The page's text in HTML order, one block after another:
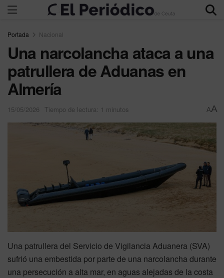
Portada Nacional
Una narcolancha ataca a una
patrullera de Aduanas en
Almería
15/05/2026 Tiempo de lectura: 1 minutos AA
Una patrullera del Servicio de Vigilancia Aduanera (SVA)
sufrió una embestida por parte de una narcolancha durante
una persecución a alta mar, en aguas alejadas de la costa